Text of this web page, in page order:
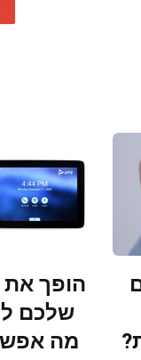
הופך את
שלכם
מה